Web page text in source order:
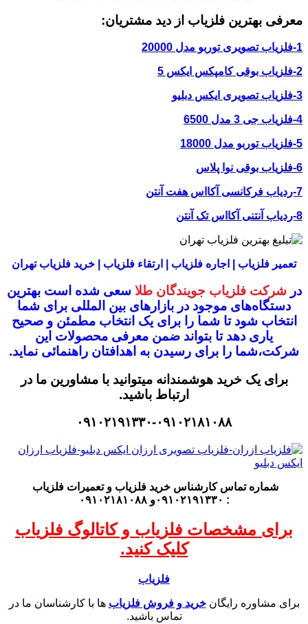
معرفی بهترین فلزیاب از دید مشتریان:
1-فلزیاب تصویری توربو مدل 20000
2-فلزیاب بوقی کامپکس ایکس 5
3-فلزیاب تصویری ایکس دبلیو
4-فلزیاب جی 3 مدل 6500
5-فلزیاب توربو مدل 18000
6-فلزیاب بوقی نوا پلاس
7-ردیاب فرکانسی آکااس هفت آنتن
8-ردیاب آنتنی آکااس تک آنتن
تعمیر فلزیاب | اجاره فلزیاب | ارتقاء فلزیاب | خرید فلزیاب تهران
در شرکت فلزیاب جویندگان طلا سعی شده است بهترین
دستگاه‌های موجود در بازار‌های بین المللی برای شما
انتخاب شودتا شما را برای یک انتخاب مطمئن و صحیح
یاری دهد تا بتواند ضمن معرفی محصولات این
شرکت،شما را برای رسیدن به اهدافتان راهنمائی نماید.
برای یک خرید هوشمندانه میتوانید با مشاورین ما در
ارتباط باشید.
۰۹۱۰۲۱۹۱۳۳۰-۰۹۱۰۲۱۸۱۰۸۸
شماره تماس کارشناس خرید فلزیاب و تعمیرات فلزیاب
: ۰۹۱۰۲۱۹۱۳۳۰و ۰۹۱۰۲۱۸۱۰۸۸
برای مشخصات فلزیاب و کاتالوگ فلزیاب
کلیک کنید.
فلزیاب
برای مشاوره رایگانخرید و فروش فلزیاب ها با کارشناسان ما در
تماس باشید.